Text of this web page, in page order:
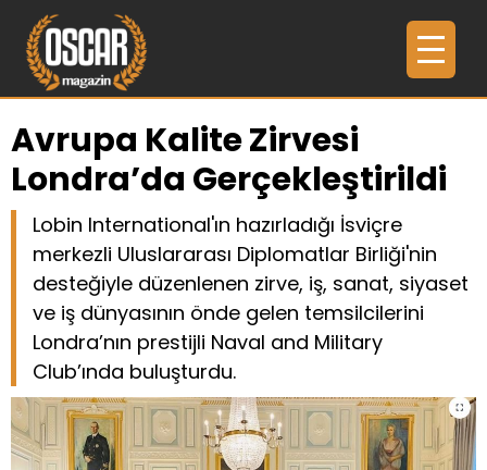
Avrupa Kalite Zirvesi
Londra’da Gerçekleştirildi
Lobin International'ın hazırladığı İsviçre
merkezli Uluslararası Diplomatlar Birliği'nin
desteğiyle düzenlenen zirve, iş, sanat, siyaset
ve iş dünyasının önde gelen temsilcilerini
Londra’nın prestijli Naval and Military
Club’ında buluşturdu.